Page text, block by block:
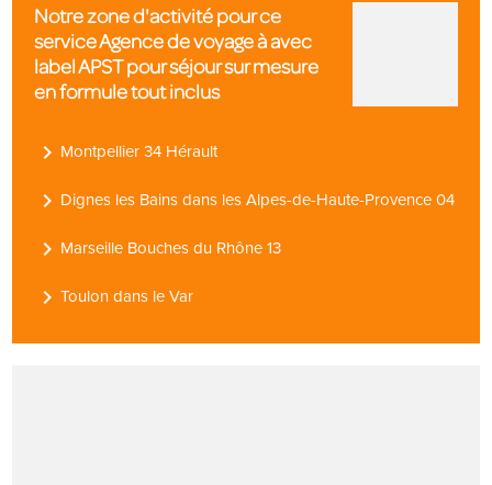
Notre zone d'activité pour ce
service Agence de voyage à avec
label APST pour séjour sur mesure
en formule tout inclus
navigate_next Montpellier 34 Hérault
navigate_next Dignes les Bains dans les Alpes-de-Haute-Provence 04
navigate_next Marseille Bouches du Rhône 13
navigate_nextToulon dans le Var